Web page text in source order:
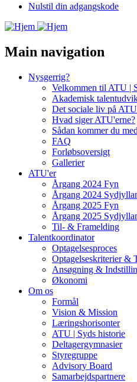
Nulstil din adgangskode
Main navigation
Nysgerrig?
Velkommen til ATU |
Akademisk
Det sociale liv på
Hvad siger ATU'erne?
Sådan kommer du
FAQ
Forløbsoversigt
Gallerier
ATU'er
Årgang 2024 Fyn
Årgang 2024
Årgang 2025 Fyn
Årgang 2025
Til- & Framelding
Talentkoordinator
Optagelsesproces
Optagelseskriterier &
Ansøgning &
Økonomi
Om os
Formål
Vision & Mission
Læringshorisonter
ATU | Syds historie
Deltagergymnasier
Styregruppe
Advisory Board
Samarbejdspartnere